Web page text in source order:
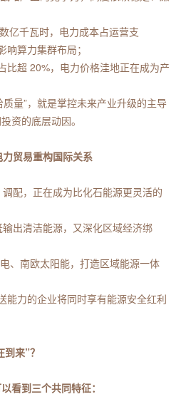
亿千瓦时，电力成本占运营支
算力集群布局；
比超 20%，电力价格洼地正在成为产
量”，就是掌控未来产业升级的主导
资的底层动因。
贸易重构国际关系
配，正在成为比化石能源更灵活的
出清洁能源，又深化区域经济绑
、南欧太阳能，打造区域能源一体
能力的企业将同时享有能源安全红利
来”？
看到三个共同特征：